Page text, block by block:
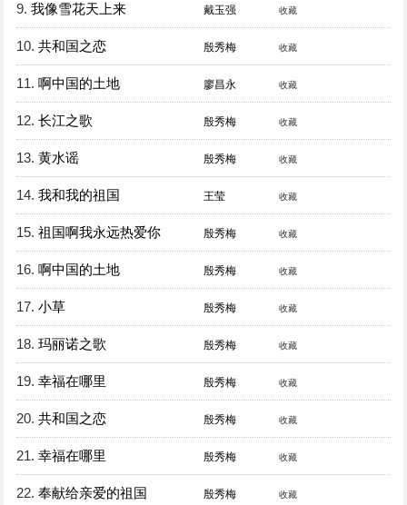
9. 我像雪花天上来 戴玉强 收藏
10. 共和国之恋 殷秀梅 收藏
11. 啊中国的土地 廖昌永 收藏
12. 长江之歌 殷秀梅 收藏
13. 黄水谣 殷秀梅 收藏
14. 我和我的祖国 王莹 收藏
15. 祖国啊我永远热爱你 殷秀梅 收藏
16. 啊中国的土地 殷秀梅 收藏
17. 小草 殷秀梅 收藏
18. 玛丽诺之歌 殷秀梅 收藏
19. 幸福在哪里 殷秀梅 收藏
20. 共和国之恋 殷秀梅 收藏
21. 幸福在哪里 殷秀梅 收藏
22. 奉献给亲爱的祖国 殷秀梅 收藏